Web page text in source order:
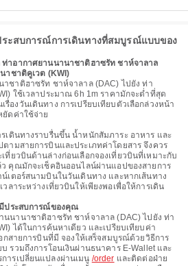
ะสบการณ์การเดินทางที่สมบูรณ์แบบของ
ท่าอากาศยานนานาชาติฮาซรัท ชาห์จาลาล
าชาติคูเวต (KWI)
ชาติฮาซรัท ชาห์จาลาล (DAC) ไปยัง ท่า
ใช้เวลาประมาณ 6h 1m ราคามักจะต่ำที่สุด
องวันเดินทาง การเปรียบเทียบตัวเลือกล่วงหน้า
ยัดค่าใช้จ่าย
เดินทางราบรื่นขึ้น น้ำหนักสัมภาระ อาหาร และ
ามสายการบินและประเภทค่าโดยสาร จึงควร
ที่ยวบินด้านล่างก่อนเลือกจองเที่ยวบินที่เหมาะกับ
คุณมักจะเช็คอินออนไลน์ผ่านแอปของสายการ
เตอร์สนามบินในวันเดินทาง และหากเส้นทาง
ลาระหว่างเที่ยวบินให้เพียงพอเพื่อให้การเดิน
ประสบการณ์ของคุณ
นานาชาติฮาซรัท ชาห์จาลาล (DAC) ไปยัง ท่า
ได้ในการค้นหาเดียว และเปรียบเทียบค่า
กสายการบินที่มี จองให้เสร็จสมบูรณ์ด้วยวิธีการ
รวมถึงการโอนเงินผ่านธนาคาร E-Wallet และ
ารเปลี่ยนแปลงผ่านเมนู /order และติดต่อฝ่าย